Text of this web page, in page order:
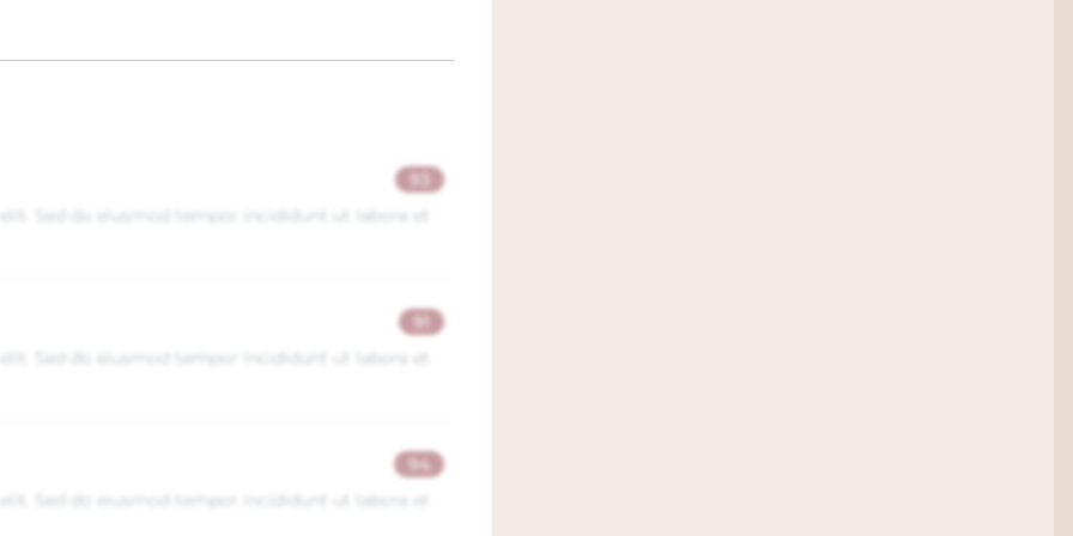
toe bij een bestelling van deze wijn. De
en als u de wijn komt afhalen
93
Sed do eiusmod tempor incididunt ut labore et
91
Sed do eiusmod tempor incididunt ut labore et
94
Sed do eiusmod tempor incididunt ut labore et